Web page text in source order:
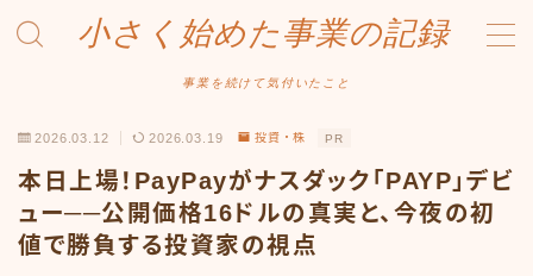
小さく始めた事業の記録
事業を続けて気付いたこと
Amazonせどり
トラブル事例
2026.03.12 2026.03.19 投資・株 PR
本日上場！PayPayがナスダック「PAYP」デビ
ュー──公開価格16ドルの真実と、今夜の初
値で勝負する投資家の視点